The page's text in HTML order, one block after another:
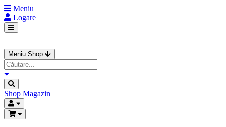
Meniu
Logare
Meniu Shop
Shop Magazin